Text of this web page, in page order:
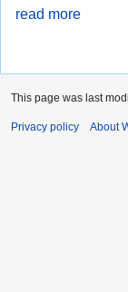
read more
This page was last
Privacy policy About